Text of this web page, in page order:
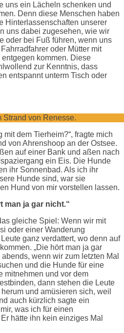
uns ein Lächeln schenken und
Denn diese Menschen haben
Hinterlassenschaften unserer
uns dabei zugesehen, wie wir
oder bei Fuß führen, wenn uns
oder Mütter mit
kommen. Diese
zur Kenntnis, dass
entspannt unterm Tisch oder
Strand von Renesse.
mit dem Tierheim?“, fragte mich
von Ahrenshoop an der Ostsee.
auf einer Bank und aßen nach
ein Eis. Die Hunde
ihr Sonnenbad. Als ich ihr
Hunde sind, war sie
Hund von mir vorstellen lassen.
man ja gar nicht.“
gleiche Spiel: Wenn wir mit
oder einer Wanderung
ganz verdattert, wo denn auf
„Die hört man ja gar
wenn wir zum letzten Mal
und die Hunde für eine
mitnehmen und vor dem
dann stehen die Leute
und amüsieren sich, weil
auch kürzlich sagte ein
was ich für einen
hätte ihn kein einziges Mal